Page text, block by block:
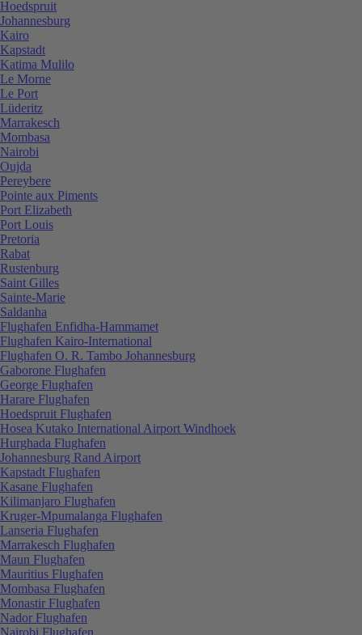
Hoedspruit
Johannesburg
Kairo
Kapstadt
Katima Mulilo
Le Morne
Le Port
Lüderitz
Marrakesch
Mombasa
Nairobi
Oujda
Pereybere
Pointe aux Piments
Port Elizabeth
Port Louis
Pretoria
Rabat
Rustenburg
Saint Gilles
Sainte-Marie
Saldanha
Flughafen Enfidha-Hammamet
Flughafen Kairo-International
Flughafen O. R. Tambo Johannesburg
Gaborone Flughafen
George Flughafen
Harare Flughafen
Hoedspruit Flughafen
Hosea Kutako International Airport Windhoek
Hurghada Flughafen
Johannesburg Rand Airport
Kapstadt Flughafen
Kasane Flughafen
Kilimanjaro Flughafen
Kruger-Mpumalanga Flughafen
Lanseria Flughafen
Marrakesch Flughafen
Maun Flughafen
Mauritius Flughafen
Mombasa Flughafen
Monastir Flughafen
Nador Flughafen
Nairobi Flughafen